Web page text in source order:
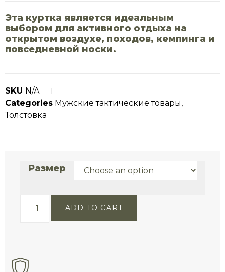
Эта куртка является идеальным
выбором для активного отдыха на
открытом воздухе, походов, кемпинга и
повседневной носки.
SKU N/A
Categories Мужские тактические товары,
Толстовка
Размер
ADD TO CART